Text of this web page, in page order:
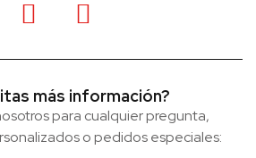
más información?
para cualquier pregunta,
o pedidos especiales: